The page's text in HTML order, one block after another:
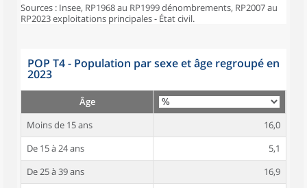
Sources : Insee, RP1968 au RP1999 dénombrements, RP2007 au
RP2023 exploitations principales - État civil.
POP T4 - Population par sexe et âge regroupé en
2023
Âge
Moins de 15 ans
16,0
De 15 à 24 ans
5,1
De 25 à 39 ans
16,9